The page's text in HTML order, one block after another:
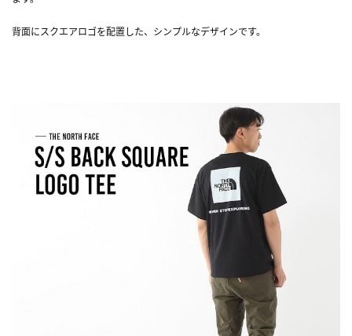
背面にスクエアロゴを配置した、シンプルなデザインです。